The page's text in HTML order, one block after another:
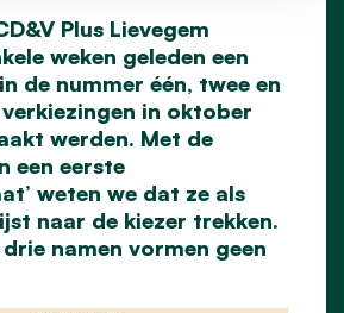
Plus Lievegem
weken geleden een
de nummer één, twee en
in oktober
werden. Met de
een eerste
weten we dat ze als
naar de kiezer trekken.
namen vormen geen